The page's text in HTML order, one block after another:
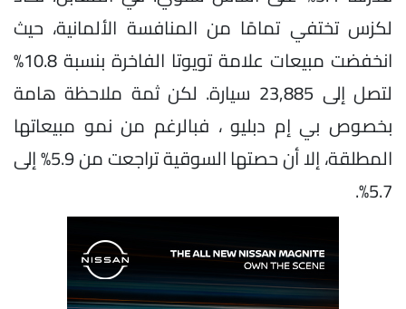
لكزس تختفي تمامًا من المنافسة الألمانية، حيث
انخفضت مبيعات علامة تويوتا الفاخرة بنسبة 10.8%
لتصل إلى 23,885 سيارة. لكن ثمة ملاحظة هامة
بخصوص بي إم دبليو ، فبالرغم من نمو مبيعاتها
المطلقة، إلا أن حصتها السوقية تراجعت من 5.9% إلى
5.7%.